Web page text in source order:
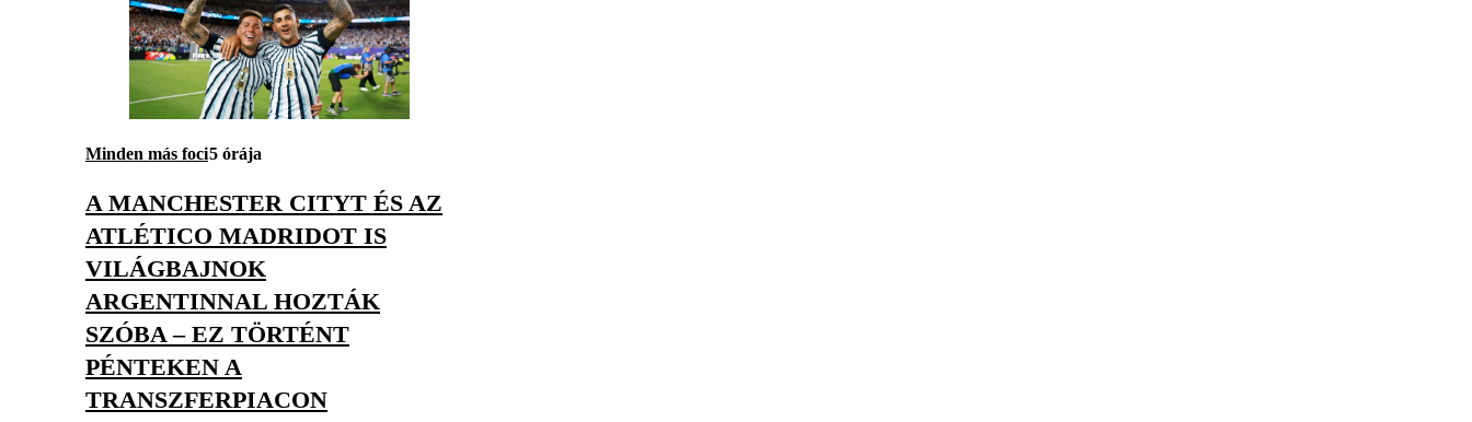
Minden más foci5 órája
A MANCHESTER CITYT ÉS AZ
ATLÉTICO MADRIDOT IS
VILÁGBAJNOK
ARGENTINNAL HOZTÁK
SZÓBA – EZ TÖRTÉNT
PÉNTEKEN A
TRANSZFERPIACON